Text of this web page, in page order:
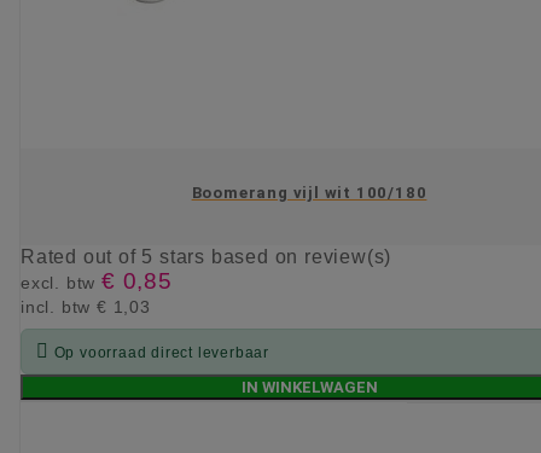
Boomerang vijl wit 100/180
Rated out of 5 stars based on review(s)
excl. btw € 0,85
incl. btw € 1,03
 Op voorraad direct leverbaar
IN WINKELWAGEN